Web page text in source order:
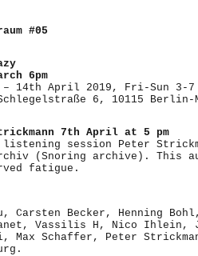
#05
6pm
14th April 2019, Fri-Sun 3-7
6, 10115 Berlin-
7th April at 5 pm
listening session Peter
(Snoring archive). This
fatigue.
Carsten Becker, Henning
Vassilis H, Nico Ihlein,
Max Schaffer, Peter